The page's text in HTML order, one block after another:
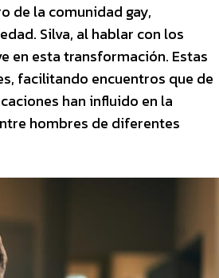
de la comunidad gay,
Silva, al hablar con los
en esta transformación. Estas
facilitando encuentros que de
han influido en la
hombres de diferentes